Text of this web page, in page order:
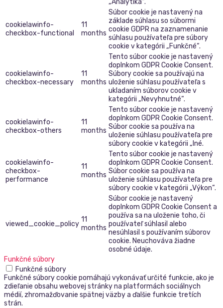
„Analytika“.
cookielawinfo-
checkbox-functional
11
months
Súbor cookie je nastavený na
základe súhlasu so súbormi
cookie GDPR na zaznamenanie
súhlasu používateľa pre súbory
cookie v kategórii „Funkčné“.
cookielawinfo-
checkbox-necessary
11
months
Tento súbor cookie je nastavený
doplnkom GDPR Cookie Consent.
Súbory cookie sa používajú na
uloženie súhlasu používateľa s
ukladaním súborov cookie v
kategórii „Nevyhnutné“.
cookielawinfo-
checkbox-others
11
months
Tento súbor cookie je nastavený
doplnkom GDPR Cookie Consent.
Súbor cookie sa používa na
uloženie súhlasu používateľa pre
súbory cookie v kategórii „Iné.
cookielawinfo-
checkbox-
performance
11
months
Tento súbor cookie je nastavený
doplnkom GDPR Cookie Consent.
Súbor cookie sa používa na
uloženie súhlasu používateľa pre
súbory cookie v kategórii „Výkon“.
viewed_cookie_policy
11
months
Súbor cookie je nastavený
doplnkom GDPR Cookie Consent a
používa sa na uloženie toho, či
používateľ súhlasil alebo
nesúhlasil s používaním súborov
cookie. Neuchováva žiadne
osobné údaje.
Funkčné súbory
Funkčné súbory
Funkčné súbory cookie pomáhajú vykonávať určité funkcie, ako je
zdieľanie obsahu webovej stránky na platformách sociálnych
médií, zhromažďovanie spätnej väzby a ďalšie funkcie tretích
strán.